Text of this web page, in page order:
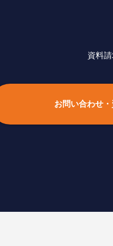
資料
お問い合わせ